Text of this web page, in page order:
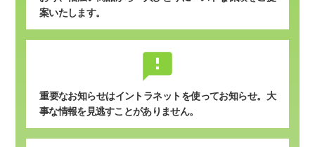
案いたします。
sms_failed
重要なお知らせはイントラネットを使ってお知らせ。 大
事な情報を見逃すことがありません。